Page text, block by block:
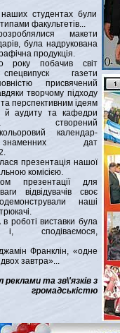
студентах були
факультетів...
макети
була надрукована
продукція.
року побачив світ
газети
присвячений
творчому підходу
перспективним ідеям
й аудиту та кафедри
створений
календар-
дат
презентація нашої
комісією.
презентації для
відвідувачів своє
наші
роботі виставки була
і, сподіваємося,
Франклін, «одне
завтра»...
реклами та зв\'язків з
громадськістю